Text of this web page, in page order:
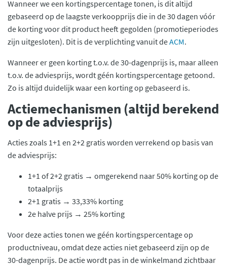
Wanneer we een kortingspercentage tonen, is dit altijd
gebaseerd op de laagste verkoopprijs die in de 30 dagen vóór
de korting voor dit product heeft gegolden (promotieperiodes
zijn uitgesloten). Dit is de verplichting vanuit deACM.
Wanneer er geen korting t.o.v. de 30-dagenprijs is, maar alleen
t.o.v. de adviesprijs, wordt géén kortingspercentage getoond.
Zo is altijd duidelijk waar een korting op gebaseerd is.
Actiemechanismen (altijd berekend
op de adviesprijs)
Acties zoals 1+1 en 2+2 gratis worden verrekend op basis van
de adviesprijs:
1+1 of 2+2 gratis → omgerekend naar 50% korting op de
totaalprijs
2+1 gratis → 33,33% korting
2e halve prijs → 25% korting
Voor deze acties tonen we géén kortingspercentage op
productniveau, omdat deze acties niet gebaseerd zijn op de
30-dagenprijs. De actie wordt pas in de winkelmand zichtbaar